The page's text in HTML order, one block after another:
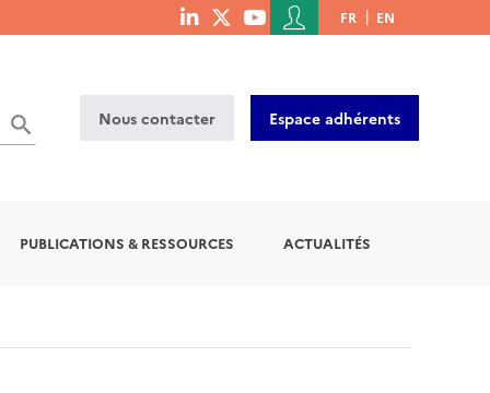
menu
Menu
du
de
l'utilisateur
FR EN
Nous contacter Espace adhérents
PUBLICATIONS & RESSOURCES ACTUALITÉS